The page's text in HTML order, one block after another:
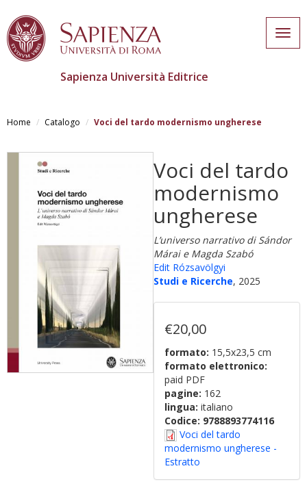
contenuto
Sapienza Università Editrice
Home Catalogo Voci del tardo modernismo ungherese
Voci del tardo
modernismo
ungherese
L’universo narrativo di Sándor
Márai e Magda Szabó
Edit Rózsavölgyi
Studi e Ricerche, 2025
€20,00
formato: 15,5x23,5 cm
formato elettronico:
paid PDF
pagine: 162
lingua: italiano
Codice: 9788893774116
Voci del tardo
modernismo ungherese -
Estratto